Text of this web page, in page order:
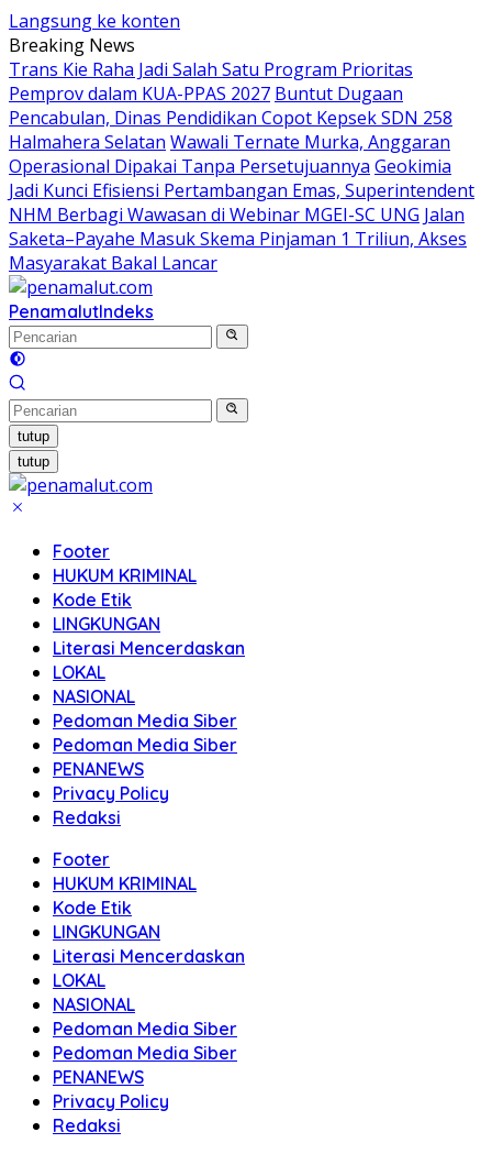
Langsung ke konten
Breaking News
Trans Kie Raha Jadi Salah Satu Program Prioritas
Pemprov dalam KUA-PPAS 2027 Buntut Dugaan
Pencabulan, Dinas Pendidikan Copot Kepsek SDN 258
Halmahera Selatan Wawali Ternate Murka, Anggaran
Operasional Dipakai Tanpa Persetujuannya Geokimia
Jadi Kunci Efisiensi Pertambangan Emas, Superintendent
NHM Berbagi Wawasan di Webinar MGEI-SC UNG Jalan
Saketa–Payahe Masuk Skema Pinjaman 1 Triliun, Akses
Masyarakat Bakal Lancar
PenamalutIndeks
tutup
tutup
Footer
HUKUM KRIMINAL
Kode Etik
LINGKUNGAN
Literasi Mencerdaskan
LOKAL
NASIONAL
Pedoman Media Siber
Pedoman Media Siber
PENANEWS
Privacy Policy
Redaksi
Footer
HUKUM KRIMINAL
Kode Etik
LINGKUNGAN
Literasi Mencerdaskan
LOKAL
NASIONAL
Pedoman Media Siber
Pedoman Media Siber
PENANEWS
Privacy Policy
Redaksi